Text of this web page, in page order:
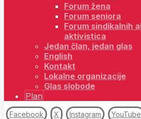
Forum žena
Forum seniora
Forum sindikalnih
aktivistica
Jedan član, jedan glas
English
Kontakt
Lokalne organizacije
Glas slobode
Plan
Facebook X Instagram YouTube